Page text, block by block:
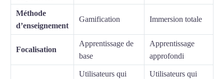
Méthode
d’enseignement
Gamification Immersion totale
Focalisation
Apprentissage de
base
Apprentissage
approfondi
Utilisateurs qui
Utilisateurs qui